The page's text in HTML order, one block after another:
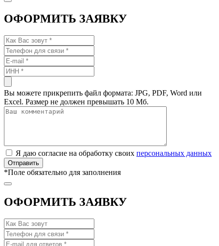
ОФОРМИТЬ ЗАЯВКУ
Вы можете прикрепить файл формата: JPG, PDF, Word или
Excel. Размер не должен превышать 10 Мб.
Я даю согласие на обработку своих персональных данных
*Поле обязательно для заполнения
ОФОРМИТЬ ЗАЯВКУ